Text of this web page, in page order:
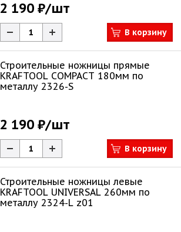
2 190 ₽/шт
В корзину
Строительные ножницы прямые
KRAFTOOL COMPACT 180мм по
металлу 2326-S
2 190 ₽/шт
В корзину
Строительные ножницы левые
KRAFTOOL UNIVERSAL 260мм по
металлу 2324-L z01